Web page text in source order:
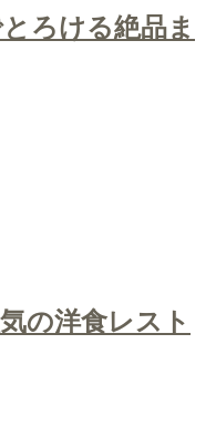
ろける絶品ま
の洋食レスト